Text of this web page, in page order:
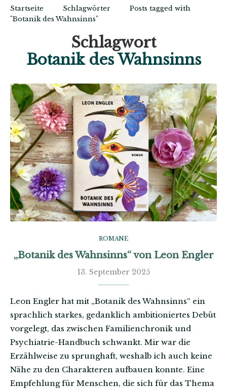
Startseite Schlagwörter
Posts tagged with
"Botanik des Wahnsinns"
Schlagwort
Botanik des Wahnsinns
ROMANE
„Botanik des Wahnsinns“ von Leon Engler
13. September 2025
Leon Engler hat mit „Botanik des Wahnsinns“ ein
sprachlich starkes, gedanklich ambitioniertes Debüt
vorgelegt, das zwischen Familienchronik und
Psychiatrie-Handbuch schwankt. Mir war die
Erzählweise zu sprunghaft, weshalb ich auch keine
Nähe zu den Charakteren aufbauen konnte. Eine
Empfehlung für Menschen, die sich für das Thema